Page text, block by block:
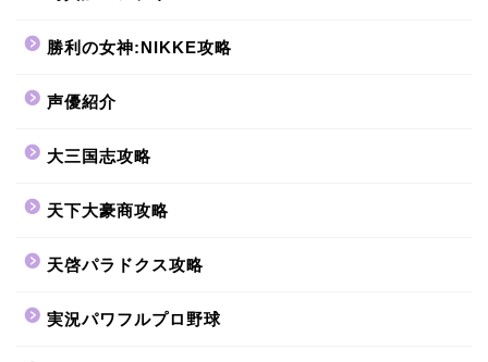
勝利の女神:NIKKE攻略
声優紹介
大三国志攻略
天下大豪商攻略
天啓パラドクス攻略
実況パワフルプロ野球